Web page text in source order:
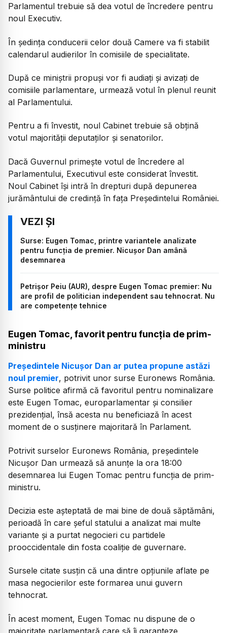
Parlamentul trebuie să dea votul de încredere pentru
noul Executiv.
În ședința conducerii celor două Camere va fi stabilit
calendarul audierilor în comisiile de specialitate.
După ce miniștrii propuși vor fi audiați și avizați de
comisiile parlamentare, urmează votul în plenul reunit
al Parlamentului.
Pentru a fi învestit, noul Cabinet trebuie să obțină
votul majorității deputaților și senatorilor.
Dacă Guvernul primește votul de încredere al
Parlamentului, Executivul este considerat învestit.
Noul Cabinet își intră în drepturi după depunerea
jurământului de credință în fața Președintelui României.
Surse: Eugen Tomac, printre variantele analizate
pentru funcția de premier. Nicușor Dan amână
desemnarea
Petrișor Peiu (AUR), despre Eugen Tomac premier: Nu
are profil de politician independent sau tehnocrat. Nu
are competențe tehnice
Eugen Tomac, favorit pentru funcția de prim-
ministru
Președintele Nicușor Dan ar putea propune astăzi
noul premier, potrivit unor surse Euronews România.
Surse politice afirmă că favoritul pentru nominalizare
este Eugen Tomac, europarlamentar și consilier
prezidențial, însă acesta nu beneficiază în acest
moment de o susținere majoritară în Parlament.
Potrivit surselor Euronews România, președintele
Nicușor Dan urmează să anunțe la ora 18:00
desemnarea lui Eugen Tomac pentru funcția de prim-
ministru.
Decizia este așteptată de mai bine de două săptămâni,
perioadă în care șeful statului a analizat mai multe
variante și a purtat negocieri cu partidele
prooccidentale din fosta coaliție de guvernare.
Sursele citate susțin că una dintre opțiunile aflate pe
masa negocierilor este formarea unui guvern
tehnocrat.
În acest moment, Eugen Tomac nu dispune de o
majoritate parlamentară care să îi garanteze